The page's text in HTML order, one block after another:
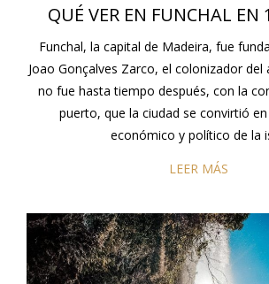
QUÉ VER EN FUNCHAL EN
Funchal, la capital de Madeira, fue
Joao Gonçalves Zarco, el colonizador del
no fue hasta tiempo después, con la
puerto, que la ciudad se convirtió
económico y político de la
LEER MÁS